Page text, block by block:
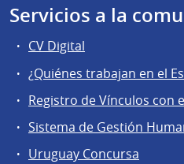
Servicios a la
CV Digital
¿Quiénes trabajan en el
Registro de Vínculos con
Sistema de Gestión
Uruguay Concursa